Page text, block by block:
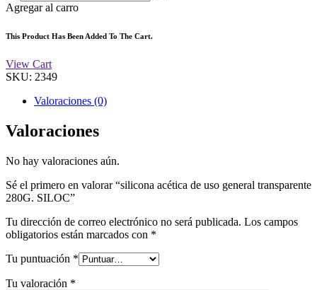
Agregar al carro
This Product Has Been Added To The Cart.
View Cart
SKU: 2349
Valoraciones (0)
Valoraciones
No hay valoraciones aún.
Sé el primero en valorar “silicona acética de uso general transparente
280G. SILOC”
Tu dirección de correo electrónico no será publicada. Los campos
obligatorios están marcados con *
Tu puntuación *
Tu valoración *